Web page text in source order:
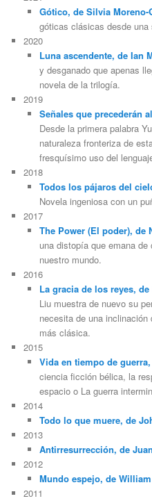
Gótico, de Silvia Moreno-
góticas clásicas desde
2020
Luna ascendente, de Ian
y desganado que apenas
novela de la trilogía.
2019
Señales que precederán
Desde la primera palabra
naturaleza fronteriza de
fresquísimo uso del
2018
Todos los pájaros del
Novela ingeniosa con un
2017
The Power (El poder), de
una distopía que emana
nuestro mundo.
2016
La gracia de los reyes,
Liu muestra de nuevo su
necesita de una
más clásica.
2015
Vida en tiempo de
ciencia ficción bélica, la
espacio o La guerra
2014
Todo lo que muere, de
2013
Antirresurrección, de
2012
Mundo espejo, de
2011